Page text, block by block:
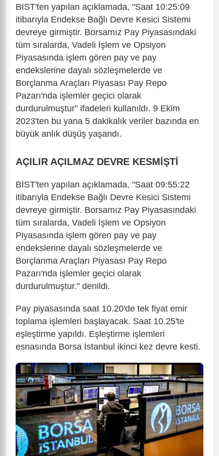
BIST'ten yapılan açıklamada, "Saat 10:25:09
itibarıyla Endekse Bağlı Devre Kesici Sistemi
devreye girmiştir. Borsamız Pay Piyasasındaki
tüm sıralarda, Vadeli İşlem ve Opsiyon
Piyasasında işlem gören pay ve pay
endekslerine dayalı sözleşmelerde ve
Borçlanma Araçları Piyasası Pay Repo
Pazarı'nda işlemler geçici olarak
durdurulmuştur" ifadeleri kullanıldı. 9 Ekim
2023'ten bu yana 5 dakikalık veriler bazında en
büyük anlık düşüş yaşandı.
AÇILIR AÇILMAZ DEVRE KESMİŞTİ
BİST'ten yapılan açıklamada, "Saat 09:55:22
itibarıyla Endekse Bağlı Devre Kesici Sistemi
devreye girmiştir. Borsamız Pay Piyasasındaki
tüm sıralarda, Vadeli İşlem ve Opsiyon
Piyasasında işlem gören pay ve pay
endekslerine dayalı sözleşmelerde ve
Borçlanma Araçları Piyasası Pay Repo
Pazarı'nda işlemler geçici olarak
durdurulmuştur." denildi.
Pay piyasasında saat 10.20'de tek fiyat emir
toplama işlemleri başlayacak. Saat 10.25'te
eşleştirme yapıldı. Eşleştirme işlemleri
esnasında Borsa İstanbul ikinci kez devre kesti.